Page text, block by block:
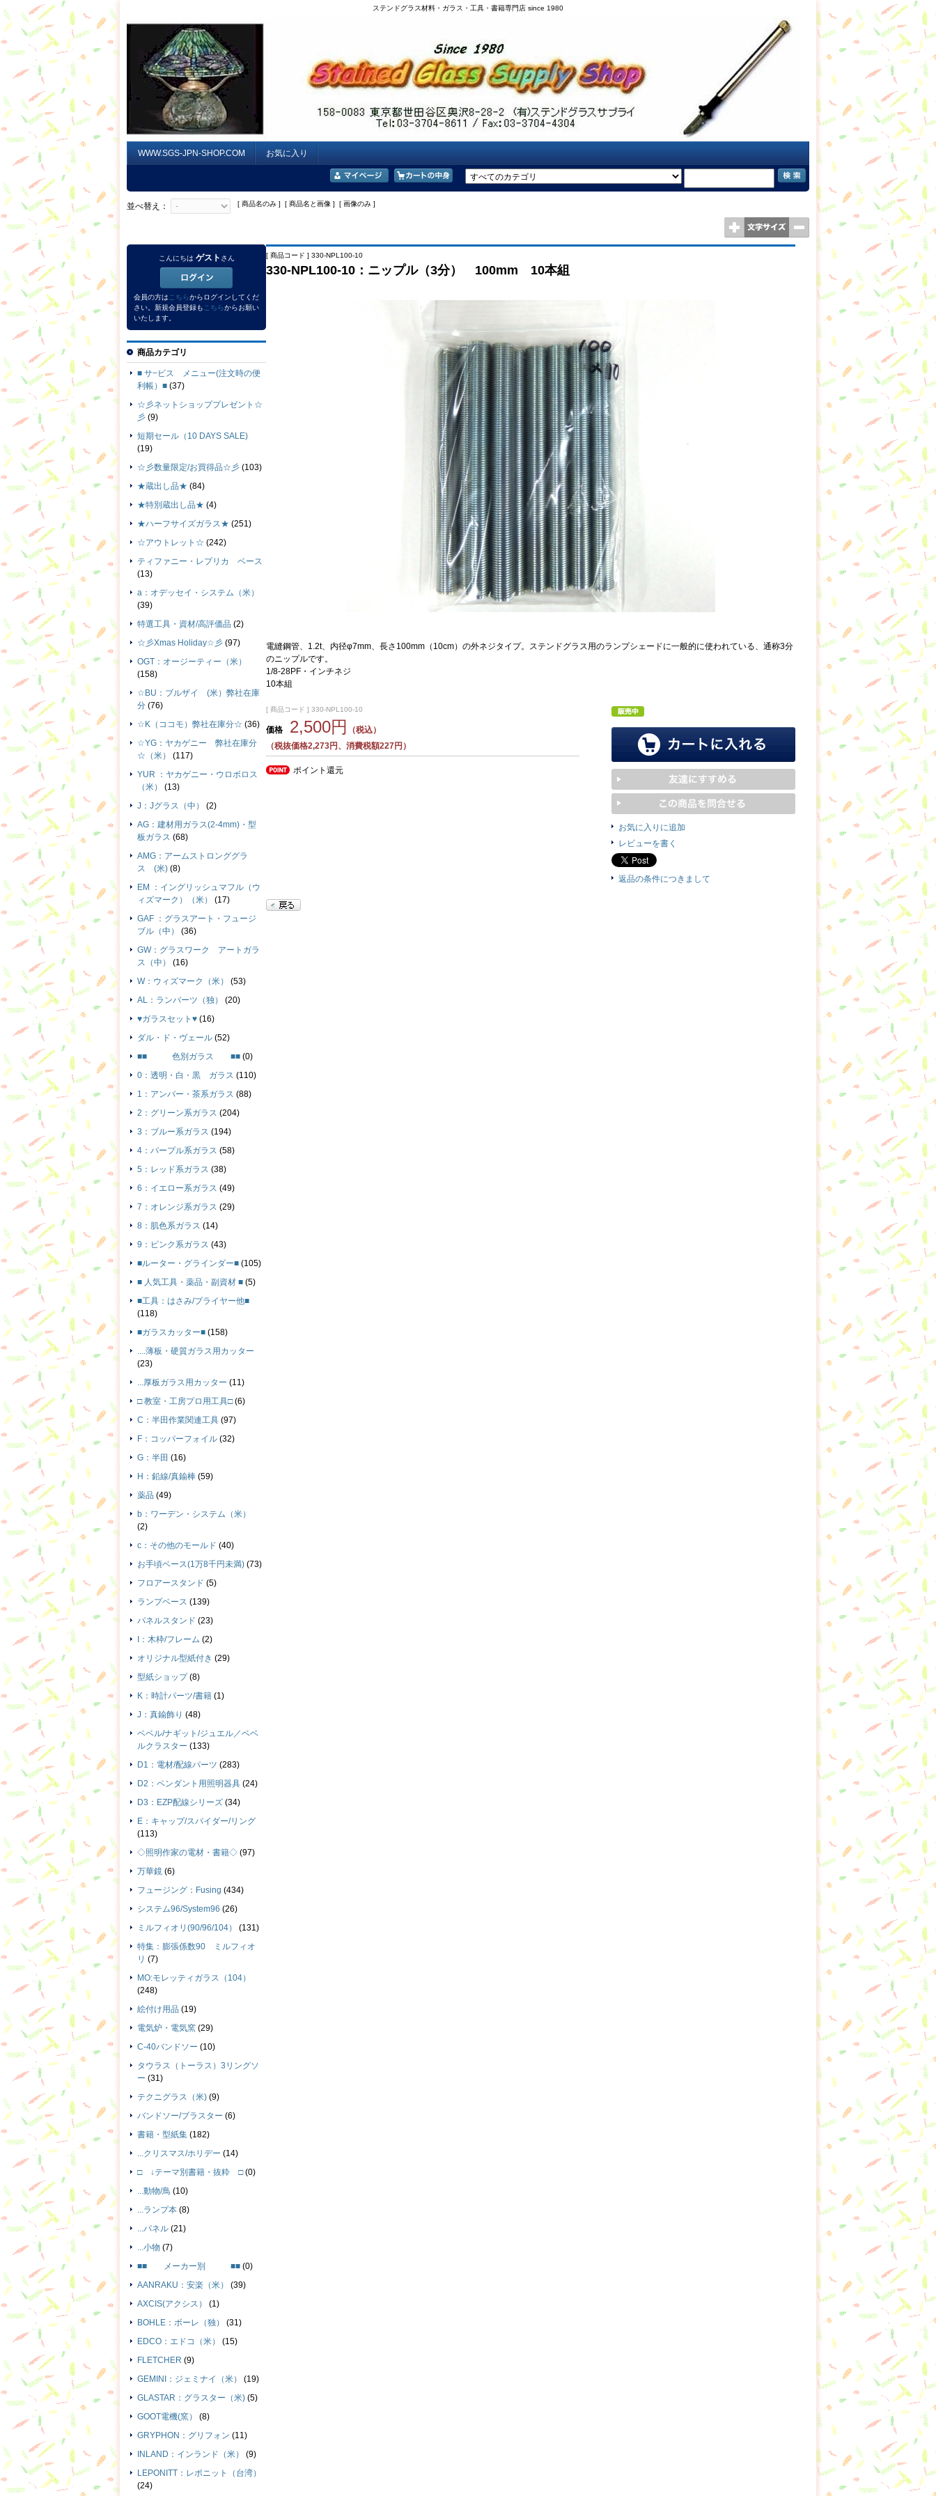
ステンドグラス材料・ガラス・工具・書籍専門店 since 1980
WWW.SGS-JPN-SHOP.COM お気に入り
並べ替え： [ 商品名のみ ] [ 商品名と画像 ] [ 画像のみ ]
[ 商品コード ] 330-NPL100-10
330-NPL100-10：ニップル（3分） 100mm 10本組
電縫鋼管、1.2t、内径φ7mm、長さ100mm（10cm）の外ネジタイプ。ステンドグラス用のランプシェードに一般的に使われている、通称3分
のニップルです。
1/8-28PF・インチネジ
10本組
[ 商品コード ] 330-NPL100-10
価格 2,500円
（税込）
（税抜価格2,273円、消費税額227円）
ポイント還元
お気に入りに追加
レビューを書く
返品の条件につきまして
こんにちは ゲスト さん
会員の方はこちらからログインしてくだ
さい。新規会員登録もこちらからお願い
いたします。
商品カテゴリ
■ サ−ビス メニュー(注文時の便
利帳）■ (37)
☆彡ネットショッププレゼント☆
彡 (9)
短期セール（10 DAYS SALE)
(19)
☆彡数量限定/お買得品☆彡 (103)
★蔵出し品★ (84)
★特別蔵出し品★ (4)
★ハーフサイズガラス★ (251)
☆アウトレット☆ (242)
ティファニー・レプリカ ベース
(13)
a：オデッセイ・システム（米）
(39)
特選工具・資材/高評価品 (2)
☆彡Xmas Holiday☆彡 (97)
OGT：オージーティー（米）
(158)
☆BU：ブルザイ (米）弊社在庫
分 (76)
☆K（ココモ）弊社在庫分☆ (36)
☆YG：ヤカゲニー 弊社在庫分
☆（米）
(117)
YUR ：ヤカゲニー・ウロボロス
（米）
(13)
J：Jグラス（中）
(2)
AG：建材用ガラス(2-4mm)・型
板ガラス (68)
AMG：アームストロンググラ
ス (米) (8)
EM ：イングリッシュマフル（ウ
ィズマーク）（米）
(17)
GAF ：グラスアート・フュージ
ブル（中）
(36)
GW：グラスワーク アートガラ
ス（中）
(16)
W：ウィズマーク（米）
(53)
AL：ランバーツ（独）
(20)
♥ガラスセット♥ (16)
ダル・ド・ヴェール (52)
■■ 色別ガラス ■■ (0)
0：透明・白・黒 ガラス (110)
1：アンバー・茶系ガラス (88)
2：グリーン系ガラス (204)
3：ブルー系ガラス (194)
4：パープル系ガラス (58)
5：レッド系ガラス (38)
6：イエロー系ガラス (49)
7：オレンジ系ガラス (29)
8：肌色系ガラス (14)
9：ピンク系ガラス (43)
■ルーター・グラインダー■ (105)
■ 人気工具・薬品・副資材 ■ (5)
■工具：はさみ/プライヤー他■
(118)
■ガラスカッター■ (158)
....薄板・硬質ガラス用カッター
(23)
...厚板ガラス用カッター (11)
□ 教室・工房プロ用工具□ (6)
C：半田作業関連工具 (97)
F：コッパーフォイル (32)
G：半田 (16)
H：鉛線/真鍮棒 (59)
薬品 (49)
b：ワーデン・システム（米）
(2)
c：その他のモールド (40)
お手頃ベース(1万8千円未満) (73)
フロアースタンド (5)
ランプベース (139)
パネルスタンド (23)
I：木枠/フレーム (2)
オリジナル型紙付き (29)
型紙ショップ (8)
K：時計パーツ/書籍 (1)
J：真鍮飾り (48)
ベベル/ナギット/ジュエル／ベベ
ルクラスター (133)
D1：電材/配線パーツ (283)
D2：ペンダント用照明器具 (24)
D3：EZP配線シリーズ (34)
E：キャップ/スパイダー/リング
(113)
◇照明作家の電材・書籍◇ (97)
万華鏡 (6)
フュージング：Fusing (434)
システム96/System96 (26)
ミルフィオリ(90/96/104）
(131)
特集：膨張係数90 ミルフィオ
リ (7)
MO:モレッティガラス（104）
(248)
絵付け用品 (19)
電気炉・電気窯 (29)
C-40バンドソー (10)
タウラス（トーラス）3リングソ
ー (31)
テクニグラス（米) (9)
バンドソー/ブラスター (6)
書籍・型紙集 (182)
...クリスマス/ホリデー (14)
□ ↓テーマ別書籍・抜粋 □ (0)
...動物/鳥 (10)
...ランプ本 (8)
...パネル (21)
...小物 (7)
■■ メーカー別 ■■ (0)
AANRAKU：安楽（米）
(39)
AXCIS(アクシス）
(1)
BOHLE：ボーレ（独）
(31)
EDCO：エドコ（米）
(15)
FLETCHER (9)
GEMINI：ジェミナイ（米）
(19)
GLASTAR：グラスター（米) (5)
GOOT電機(窯）
(8)
GRYPHON：グリフォン (11)
INLAND：インランド（米）
(9)
LEPONITT：レポニット（台湾）
(24)